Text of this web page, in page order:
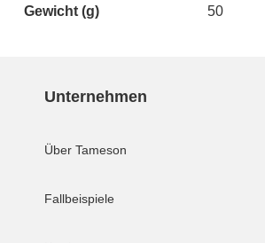
Gewicht (g) 50
Unternehmen
Über Tameson
Fallbeispiele